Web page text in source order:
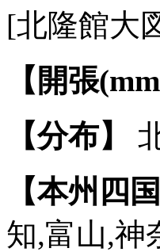
[北隆館大
【開張
【分布】
【本州四
知,富山,神